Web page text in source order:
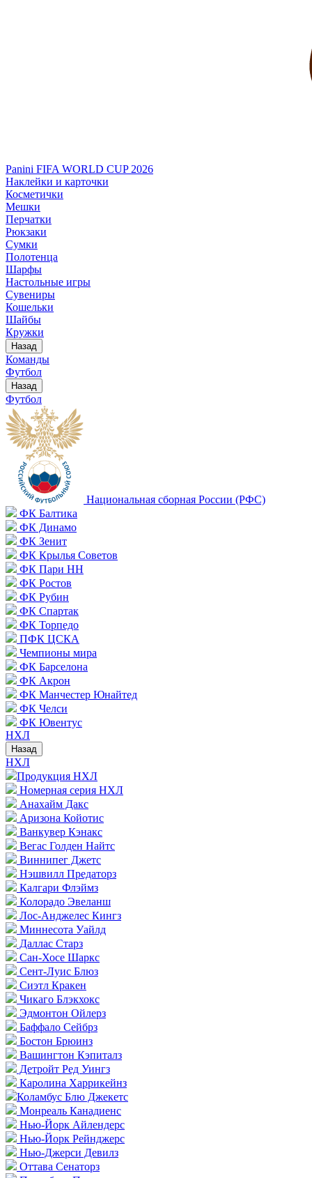
Panini FIFA WORLD CUP 2026
Наклейки и карточки
Косметички
Мешки
Перчатки
Рюкзаки
Сумки
Полотенца
Шарфы
Настольные игры
Сувениры
Кошельки
Шайбы
Кружки
Назад
Команды
Футбол
Назад
Футбол
Национальная сборная России (РФС)
ФК Балтика
ФК Динамо
ФК Зенит
ФК Крылья Советов
ФК Пари НН
ФК Ростов
ФК Рубин
ФК Спартак
ФК Торпедо
ПФК ЦСКА
Чемпионы мира
ФК Барселона
ФК Акрон
ФК Манчестер Юнайтед
ФК Челси
ФК Ювентус
НХЛ
Назад
НХЛ
Продукция НХЛ
Номерная серия НХЛ
Анахайм Дакс
Аризона Койотис
Ванкувер Кэнакс
Вегас Голден Найтс
Виннипег Джетс
Нэшвилл Предаторз
Калгари Флэймз
Колорадо Эвеланш
Лос-Анджелес Кингз
Миннесота Уайлд
Даллас Старз
Сан-Хосе Шаркс
Сент-Луис Блюз
Сиэтл Кракен
Чикаго Блэкхокс
Эдмонтон Ойлерз
Баффало Сейбрз
Бостон Брюинз
Вашингтон Кэпиталз
Детройт Ред Уингз
Каролина Харрикейнз
Коламбус Блю Джекетс
Монреаль Канадиенс
Нью-Йорк Айлендерс
Нью-Йорк Рейнджерс
Нью-Джерси Девилз
Оттава Сенаторз